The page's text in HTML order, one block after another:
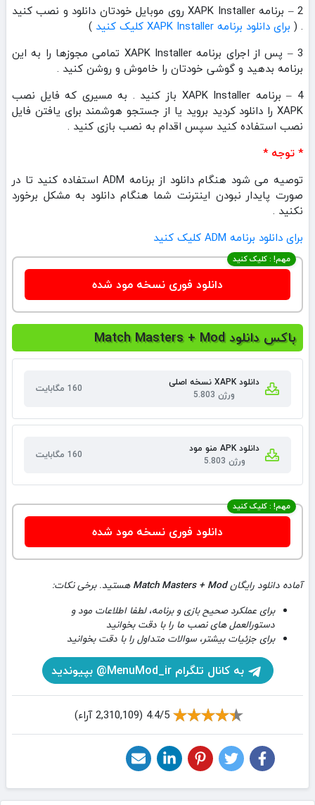
2 – برنامه XAPK Installer روی موبایل خودتان دانلود و نصب کنید
. ( برای دانلود برنامه XAPK Installer کلیک کنید
)
3 – پس از اجرای برنامه XAPK Installer تمامی مجوزها را به این
برنامه بدهید و گوشی خودتان را خاموش و روشن کنید .
4 – برنامه XAPK Installer باز کنید . به مسیری که فایل نصب
XAPK را دانلود کردید بروید یا از جستجو هوشمند برای یافتن فایل
نصب استفاده کنید سپس اقدام به نصب بازی کنید .
* توجه *
توصیه می شود هنگام دانلود از برنامه ADM استفاده کنید تا در
صورت پایدار نبودن اینترنت شما هنگام دانلود به مشکل برخورد
نکنید .
برای دانلود برنامه ADM کلیک کنید
مهم! : کلیک کنید
دانلود فوری نسخه مود شده
باکس دانلود Match Masters + Mod
دانلود XAPK نسخه اصلی
ورژن 5.803
160 مگابایت
دانلود APK منو مود
ورژن 5.803
160 مگابایت
مهم! : کلیک کنید
دانلود فوری نسخه مود شده
آماده دانلود رایگانMatch Masters + Mod هستید. برخی نکات:
برای عملکرد صحیح بازی و برنامه، لطفا اطلاعات مود و
دستورالعمل های نصب ما را با دقت بخوانید
برای جزئیات بیشتر، سوالات متداول را با دقت بخوانید
به کانال تلگرام MenuMod_ir@ بپیوندید
4.4/5 (2,310,109 آراء)